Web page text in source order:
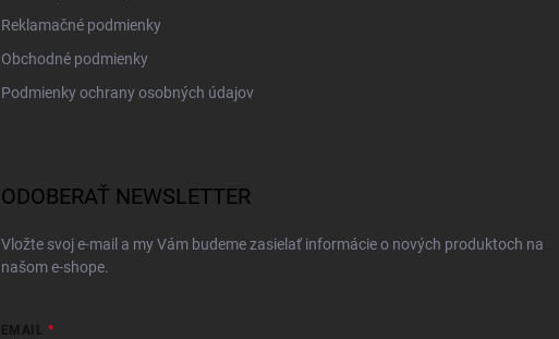
Reklamačné podmienky
Obchodné podmienky
Podmienky ochrany osobných údajov
ODOBERAŤ NEWSLETTER
Vložte svoj e-mail a my Vám budeme zasielať informácie o nových produktoch na
našom e-shope.
EMAIL